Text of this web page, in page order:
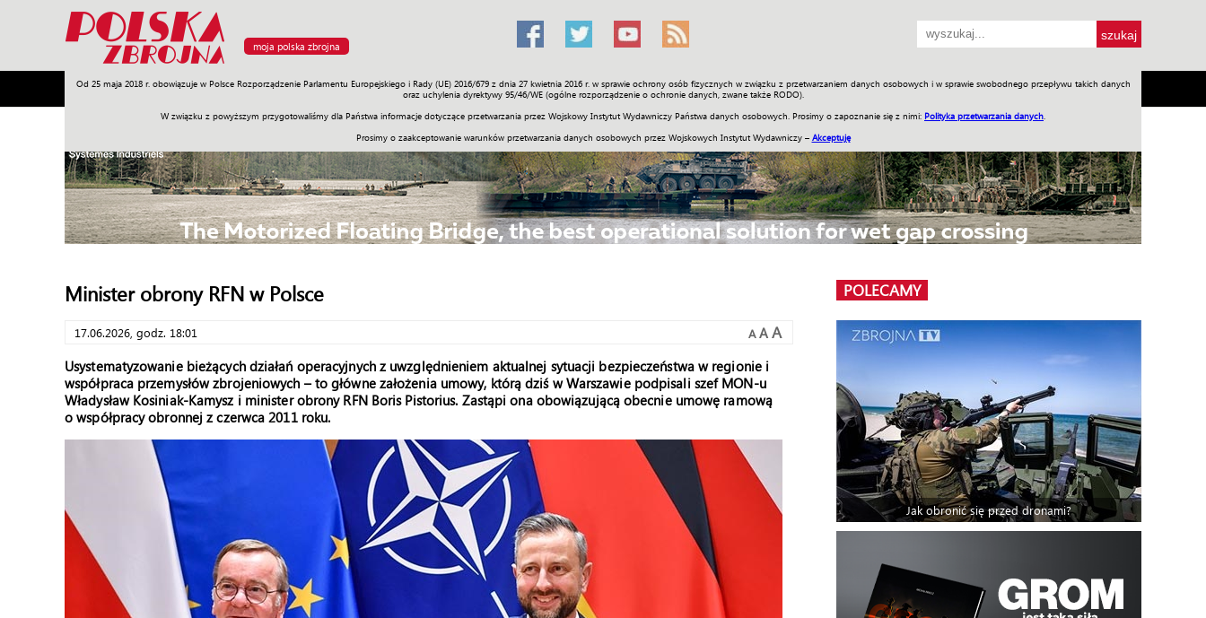
moja polska zbrojna
Od 25 maja 2018 r. obowiązuje w Polsce Rozporządzenie Parlamentu Europejskiego i Rady (UE) 2016/679 z dnia 27 kwietnia 2016 r. w sprawie ochrony osób fizycznych w związku z przetwarzaniem danych osobowych i w sprawie swobodnego przepływu takich danych
oraz uchylenia dyrektywy 95/46/WE (ogólne rozporządzenie o ochronie danych, zwane także RODO).
W związku z powyższym przygotowaliśmy dla Państwa informacje dotyczące przetwarzania przez Wojskowy Instytut Wydawniczy Państwa danych osobowych. Prosimy o zapoznanie się z nimi: Polityka przetwarzania danych
Prosimy o zaakceptowanie warunków przetwarzania danych osobowych przez Wojskowych Instytut Wydawniczy – Akceptuję
Armia Poligon Sprzęt Misje Polityka Prawo Świat Społeczność Sport Historia Galerie Wideo ENGLISH SKLEP Jednodniówki Praca w WIW
Minister obrony RFN w Polsce
17.06.2026, godz. 18:01 A A A
Usystematyzowanie bieżących działań operacyjnych z uwzględnieniem aktualnej sytuacji bezpieczeństwa w regionie i
współpraca przemysłów zbrojeniowych – to główne założenia umowy, którą dziś w Warszawie podpisali szef MON-u
Władysław Kosiniak-Kamysz i minister obrony RFN Boris Pistorius. Zastąpi ona obowiązującą obecnie umowę ramową
o współpracy obronnej z czerwca 2011 roku.
POLECAMY
Jak obronić się przed dronami?